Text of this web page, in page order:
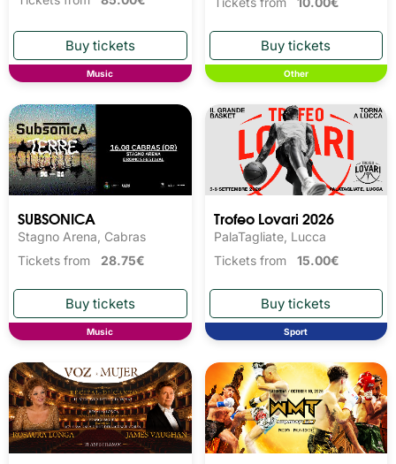
Music Other
SUBSONICA
Stagno Arena, Cabras
Tickets from 28.75€
Music
Trofeo Lovari 2026
PalaTagliate, Lucca
Tickets from 15.00€
Sport